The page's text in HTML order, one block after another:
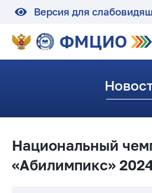
Версия для
ФМЦИО
Национальный
«Абилимпикс»